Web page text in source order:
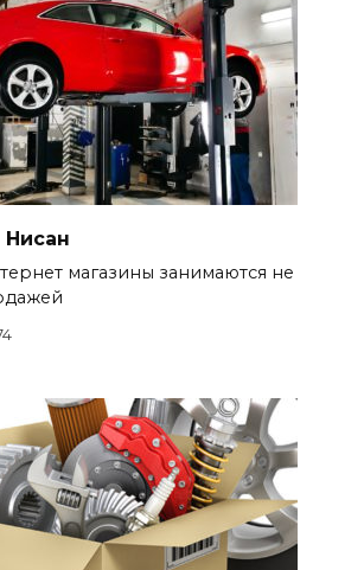
Нисан
магазины занимаются не